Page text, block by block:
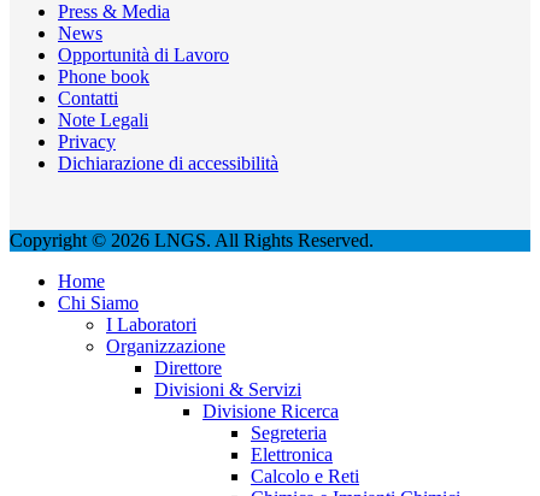
Press & Media
News
Opportunità di Lavoro
Phone book
Contatti
Note Legali
Privacy
Dichiarazione di accessibilità
Copyright © 2026 LNGS. All Rights Reserved.
Home
Chi Siamo
I Laboratori
Organizzazione
Direttore
Divisioni & Servizi
Divisione Ricerca
Segreteria
Elettronica
Calcolo e Reti